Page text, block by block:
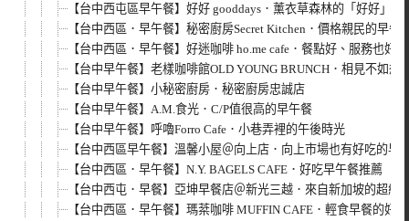
【台中西屯區早午餐】好好 gooddays．薰衣草森林的「好好」
【台中西區．早午餐】秘密廚房Secret Kitchen．價格親民的早午
【台中西區．早午餐】好迷咖啡 ho.me cafe．餐點好、服務也好
【台中早午餐】老樣咖啡館OLD YOUNG BRUNCH．相見不如想
【台中早午餐】小秘密廚房．秘密廚房忠誠店
【台中早午餐】A.M.食光．C/P值很高的早午餐
【台中早午餐】呼嚕Forro Cafe．小巷弄裡的午後時光
【台中西區早午餐】溫馨小屋＠向上店．向上市場也有好吃的早
【台中西區．早午餐】N.Y. BAGELS CAFE．好吃早午餐推薦
【台中西屯．早餐】亞坤早餐店＠新光三越．來自新加坡的超級
【台中西區．早午餐】瑪棻咖啡 MUFFIN CAFE．輕食早餐的好